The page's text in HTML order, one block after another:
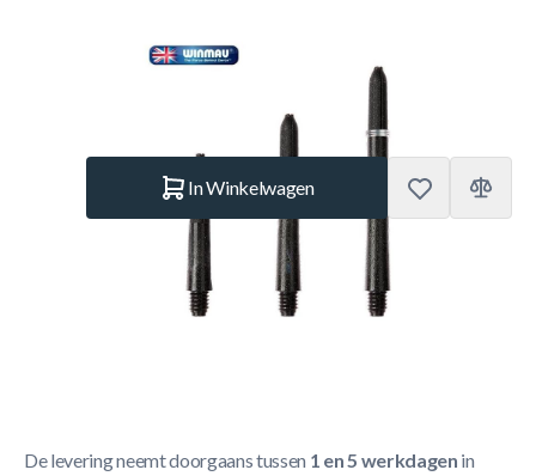
WINMAU.7101-001 Winmau
Op voorraad
In Winkelwagen
De levering neemt doorgaans tussen 1 en 5 werkdagen in